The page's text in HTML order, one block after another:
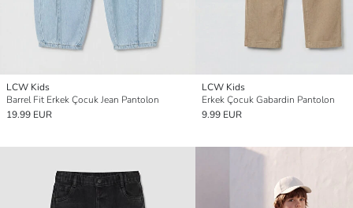
LCW Kids
Barrel Fit Erkek Çocuk Jean Pantolon
19.99 EUR
LCW Kids
Erkek Çocuk Gabardin Pantolon
9.99 EUR